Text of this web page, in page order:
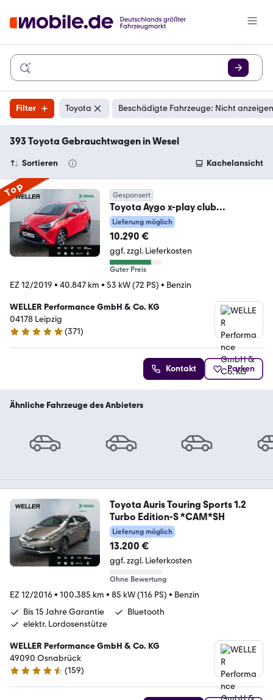
Filter Toyota Beschädigte Fahrzeuge: Nicht anzeigen
393 Toyota Gebrauchtwagen in Wesel
Sortieren Kachelansicht
Top Gesponsert
Toyota Aygo x-play club
*CarPlay*Kamera*LMF*BT*Color
gla
Lieferung möglich
10.290 €
ggf. zzgl. Lieferkosten
Guter Preis
EZ 12/2019 • 40.847 km • 53 kW (72 PS) • Benzin
WELLER Performance GmbH & Co. KG
04178 Leipzig
4.8 Sterne
(371)
Kontakt Parken
Ähnliche Fahrzeuge des Anbieters
Toyota Auris Touring Sports 1.2
Turbo Edition-S *CAM*SH
Lieferung möglich
13.200 €
ggf. zzgl. Lieferkosten
Ohne Bewertung
EZ 12/2016• 100.385 km • 85 kW (116 PS) • Benzin
Bis 15 Jahre Garantie
Bluetooth
elektr. Lordosenstütze
WELLER Performance GmbH & Co. KG
49090 Osnabrück
4.5 Sterne
(159)